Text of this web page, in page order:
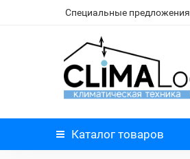
Специальные предложения
Каталог товаров